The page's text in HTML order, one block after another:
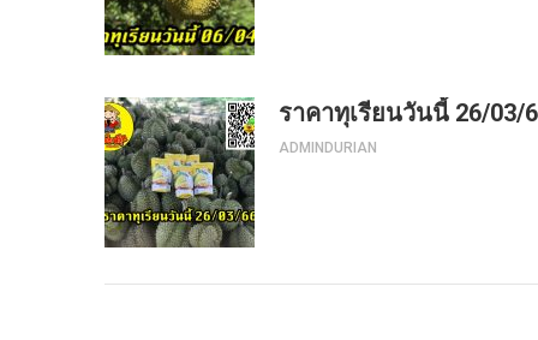
ราคาทุเรียนวันนี้ 26/03/
ADMINDURIAN